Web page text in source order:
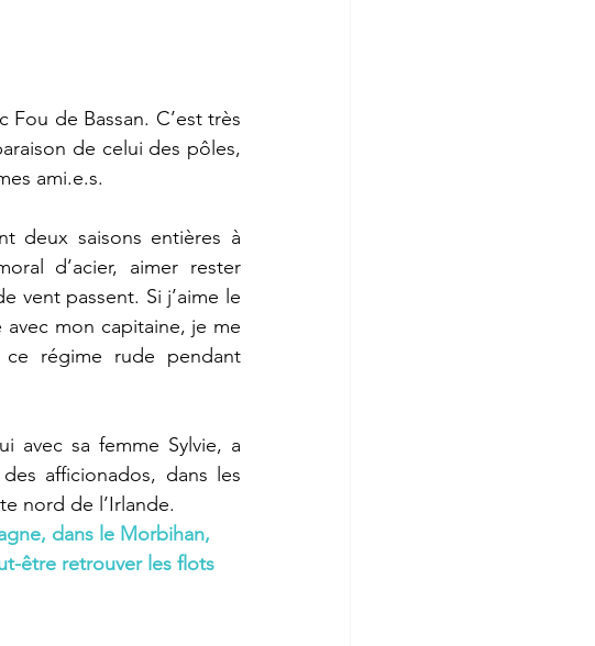
de Bassan. C’est très
de celui des pôles,
ami.e.s.
deux saisons entières à
d’acier, aimer rester
vent passent. Si j’aime le
mon capitaine, je me
régime rude pendant
avec sa femme Sylvie, a
afficionados, dans les
nord de l’Irlande.
dans le Morbihan,
être retrouver les flots